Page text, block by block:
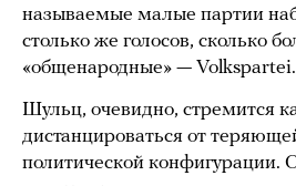
называемые малые партии
столько же голосов, сколько
«общенародные» — Volkspartei.
Шульц, очевидно, стремится
дистанцироваться от
политической конфигурации.